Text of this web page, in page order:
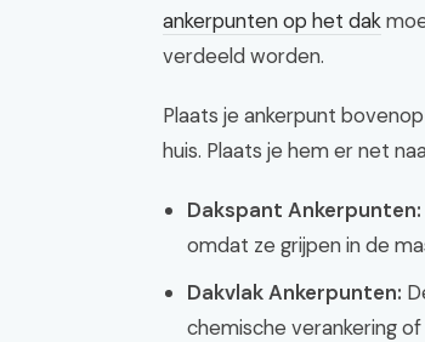
ankerpunten op het dak
verdeeld worden.
Plaats je ankerpunt
huis. Plaats je hem er net
Dakspant Ankerpunten:
omdat ze grijpen in de
Dakvlak Ankerpunten:
chemische verankering